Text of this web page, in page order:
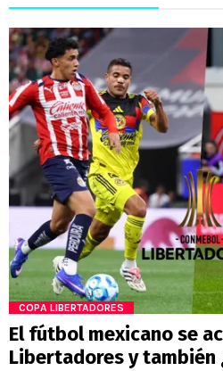
COPA LIBERTADORES
El fútbol mexicano se
Libertadores y también